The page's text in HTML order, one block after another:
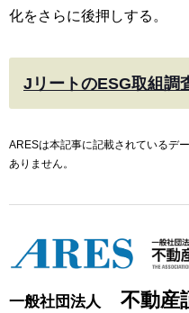
化をさらに後押しする。
JリートのESG取組調
ARESは本記事に記載されているデ
ありません。
一般社団法人 不動産